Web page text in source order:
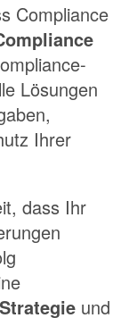
Compliance
Lösungen
Ihrer
dass Ihr
und